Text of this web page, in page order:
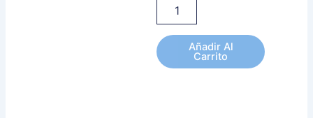
Añadir Al
Carrito